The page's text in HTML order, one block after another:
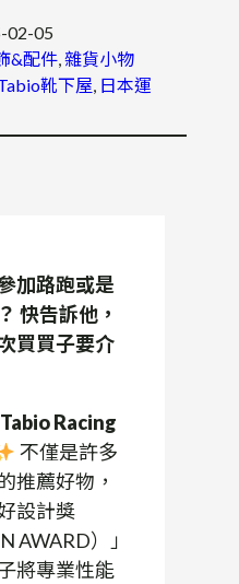
02-05
&配件, 雜貨小物
靴下屋, 日本運
加路跑或是
快告訴他，
買買子要介
Tabio Racing
不僅是許多
推薦好物，
設計獎
AWARD）」
將專業性能